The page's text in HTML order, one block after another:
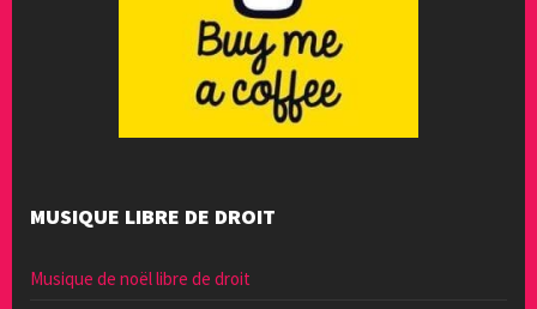
MUSIQUE LIBRE DE DROIT
Musique de noël libre de droit